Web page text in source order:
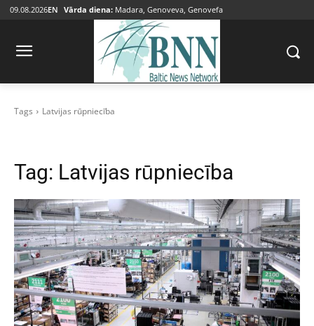
09.08.2026EN Vārda diena: Madara, Genoveva, Genovefa
Tags Latvijas rūpniecība
Tag: Latvijas rūpniecība